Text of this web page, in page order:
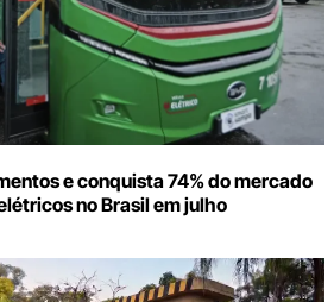
e conquista 74% do mercado
no Brasil em julho